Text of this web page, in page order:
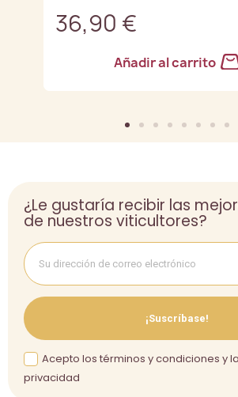
36,90 €
Añadir al carrito
¿Le gustaría recibir las
de nuestros viticultores?
¡Suscríbase!
Acepto los términos y condiciones y
privacidad